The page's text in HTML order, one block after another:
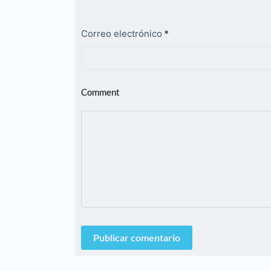
Correo electrónico *
Comment
Publicar comentario